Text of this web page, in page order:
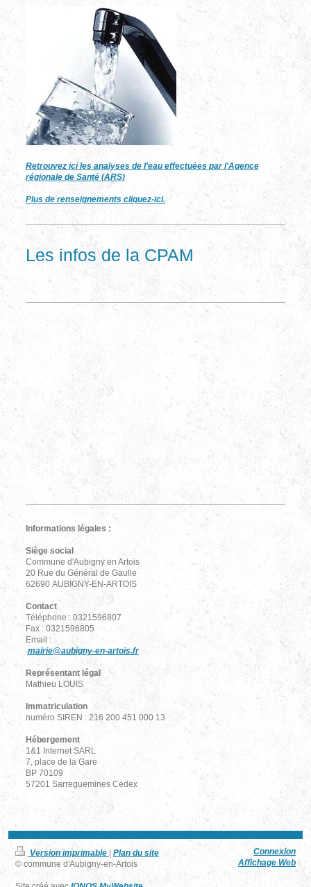
Retrouvez ici les analyses de l'eau effectuées par l'Agence
régionale de Santé (ARS)
Plus de renseignements cliquez-ici.
Les infos de la CPAM
Informations légales :
Siège social
Commune d'Aubigny en Artois
20 Rue du Général de Gaulle
62690 AUBIGNY-EN-ARTOIS
Contact
Téléphone : 0321596807
Fax : 0321596805
Email :
mairie@aubigny-en-artois.fr
Représentant légal
Mathieu LOUIS
Immatriculation
numéro SIREN : 216 200 451 000 13
Hébergement
1&1 Internet SARL
7, place de la Gare
BP 70109
57201 Sarreguemines Cedex
Version imprimable | Plan du site
© commune d'Aubigny-en-Artois
Connexion
Affichage Web